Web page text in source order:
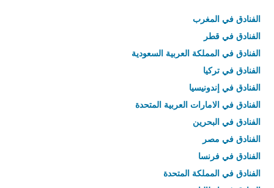
الفنادق في المغرب
الفنادق في قطر
الفنادق في المملكة العربية السعودية
الفنادق في تركيا
الفنادق في إندونيسيا
الفنادق في الامارات العربية المتحدة
الفنادق في البحرين
الفنادق في مصر
الفنادق في فرنسا
الفنادق في المملكة المتحدة